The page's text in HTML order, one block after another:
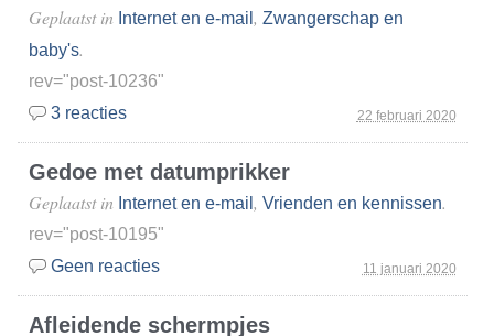
22 februari 2020
Geplaatst in Internet en e-mail , Zwangerschap en
baby's.
rev="post-10236"
3 reacties
Gedoe met datumprikker
11 januari 2020
Geplaatst in Internet en e-mail , Vrienden en kennissen.
rev="post-10195"
Geen reacties
Afleidende schermpjes